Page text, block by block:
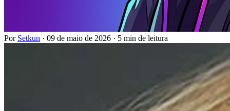
Por Setkun · 09 de maio de 2026 · 5 min de leitura